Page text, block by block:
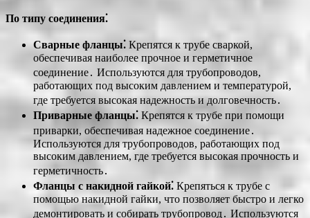
По типу соединения⁚
Сварные фланцы⁚ Крепятся к трубе сваркой,
обеспечивая наиболее прочное и герметичное
соединение․ Используются для трубопроводов,
работающих под высоким давлением и температурой,
где требуется высокая надежность и долговечность․
Приварные фланцы⁚ Крепятся к трубе при помощи
приварки, обеспечивая надежное соединение․
Используются для трубопроводов, работающих под
высоким давлением, где требуется высокая прочность и
герметичность․
Фланцы с накидной гайкой⁚ Крепяться к трубе с
помощью накидной гайки, что позволяет быстро и легко
демонтировать и собирать трубопровод․ Используются